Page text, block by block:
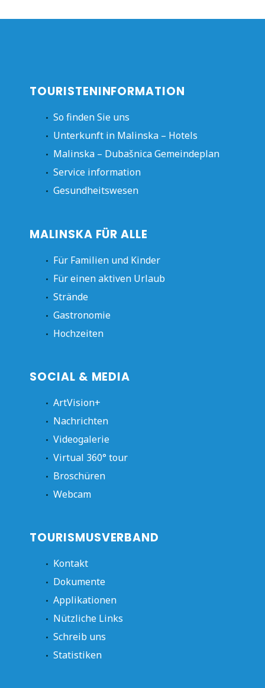
TOURISTENINFORMATION
So finden Sie uns
Unterkunft in Malinska – Hotels
Malinska – Dubašnica Gemeindeplan
Service information
Gesundheitswesen
MALINSKA FÜR ALLE
Für Familien und Kinder
Für einen aktiven Urlaub
Strände
Gastronomie
Hochzeiten
SOCIAL & MEDIA
ArtVision+
Nachrichten
Videogalerie
Virtual 360° tour
Broschüren
Webcam
TOURISMUSVERBAND
Kontakt
Dokumente
Applikationen
Nützliche Links
Schreib uns
Statistiken